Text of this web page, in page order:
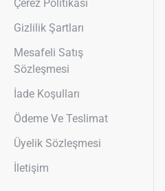
Çerez Politikası
Gizlilik Şartları
Mesafeli Satış
Sözleşmesi
İade Koşulları
Ödeme Ve Teslimat
Üyelik Sözleşmesi
İletişim